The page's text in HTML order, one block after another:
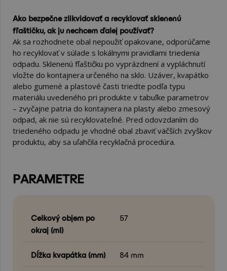
Ako bezpečne zlikvidovať a recyklovať sklenenú
fľaštičku, ak ju nechcem ďalej používať?
Ak sa rozhodnete obal nepoužiť opakovane, odporúčame
ho recyklovať v súlade s lokálnymi pravidlami triedenia
odpadu. Sklenenú fľaštičku po vyprázdnení a vypláchnutí
vložte do kontajnera určeného na sklo. Uzáver, kvapátko
alebo gumené a plastové časti triedte podľa typu
materiálu uvedeného pri produkte v tabuľke parametrov
– zvyčajne patria do kontajnera na plasty alebo zmesový
odpad, ak nie sú recyklovateľné. Pred odovzdaním do
triedeného odpadu je vhodné obal zbaviť väčších zvyškov
produktu, aby sa uľahčila recyklačná procedúra.
PARAMETRE
Celkový objem po
okraj (ml)
57
Dĺžka kvapátka (mm) 84 mm